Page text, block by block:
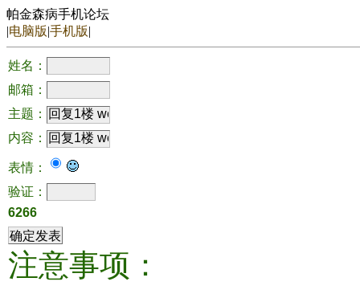
帕金森病手机论坛
|电脑版|手机版|
姓名：
邮箱：
主题：
内容：
表情：
验证：
6266
注意事项：